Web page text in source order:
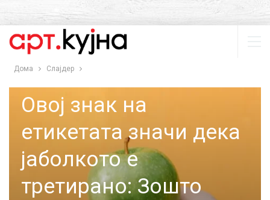
Дома Слајдер
СЛАЈДЕР СОВЕТИ
Овој знак на
етикетата значи дека
јаболкото е
третирано: Зошто